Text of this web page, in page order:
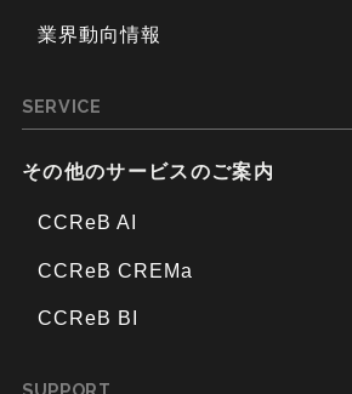
業界動向情報
SERVICE
その他のサービスのご案内
CCReB AI
CCReB CREMa
CCReB BI